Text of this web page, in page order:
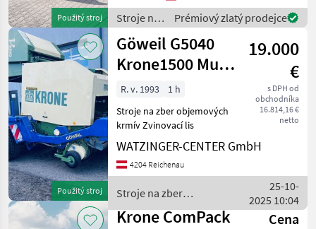
Použitý stroj
s lisovacou komorou 0, 90 –
1, 60 m - s aut
Stroje na
zber
objemových
krmív /
Fendt
Prémiový zlatý prodejce
Použitý stroj
Göweil G5040
Krone1500 Multi
Cut
19.000
€
s DPH od
obchodníka
16.814,16 €
netto
R. v. 1993
1 h
Stroje na zber objemových
krmív Zvinovací lis
WATZINGER-CENTER GmbH
4204 Reichenau
Stroje na zber
objemových krmív /
Göweil
25-10-
2025 10:04
Krone ComPack
Cena